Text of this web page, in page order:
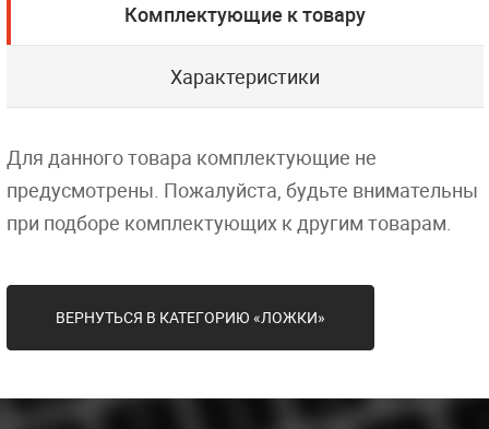
Комплектующие к товару
Характеристики
Для данного товара комплектующие не
предусмотрены. Пожалуйста, будьте внимательны
при подборе комплектующих к другим товарам.
ВЕРНУТЬСЯ В КАТЕГОРИЮ «ЛОЖКИ»